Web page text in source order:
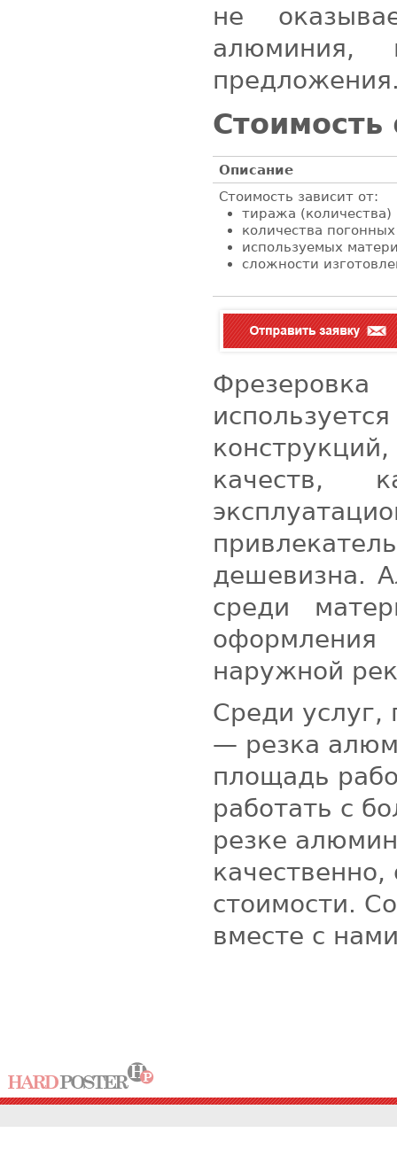
не
алюминия,
Описание
Стоимость зависит от:
тиража (количества)
количества
используемых
сложности
качеств,
дешевизна.
среди
наружной
Среди услуг,
— резка
площадь
работать с
резке
стоимости.
вместе с